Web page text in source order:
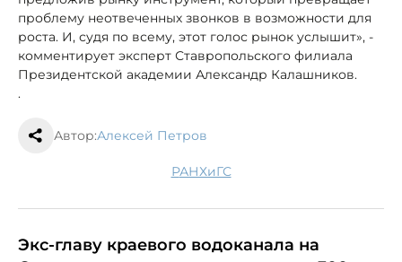
проблему неотвеченных звонков в возможности для
роста. И, судя по всему, этот голос рынок услышит», -
комментирует эксперт Ставропольского филиала
Президентской академии Александр Калашников.
.
Автор:Алексей Петров
РАНХиГС
Экс-главу краевого водоканала на